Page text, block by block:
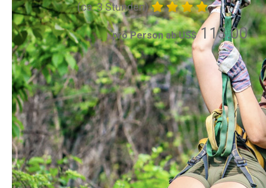
(ca. 3 Stunden)
pro Person ab US$113.00